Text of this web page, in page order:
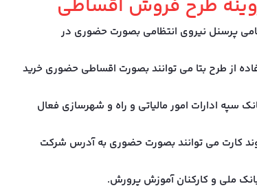
طرح فروش اقساطی
پرسنل نیروی انتظامی بصورت حضوری در
از طرح بتا می توانند بصورت اقساطی حضوری خرید
سپه ادارات امور مالیاتی و راه و شهرسازی فعال
کارت می توانند بصورت حضوری به آدرس شرکت